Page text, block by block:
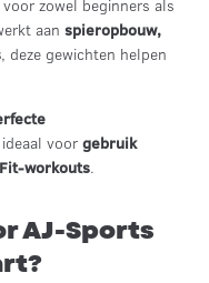
zowel beginners als
aan spieropbouw,
, deze gewichten helpen
voorgebruik
workouts.
AJ-Sports